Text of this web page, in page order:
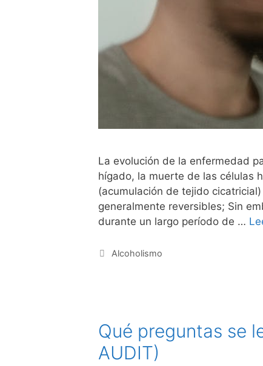
La evolución de la enfermedad
hígado, la muerte de las células
(acumulación de tejido
generalmente reversibles; Sin
durante un largo período de …
Categorías
Alcoholismo
Qué preguntas se
AUDIT)